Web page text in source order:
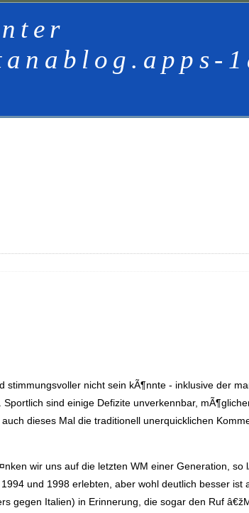
nicht sein kÃ¶nnte - inklusive der
sind einige Defizite unverkennbar,
dieses Mal die traditionell unerquicklichen
wir uns auf die letzten WM einer Generation, so
und 1998 erlebten, aber wohl deutlich besser ist
gegen Italien) in Erinnerung, die sogar den Ruf